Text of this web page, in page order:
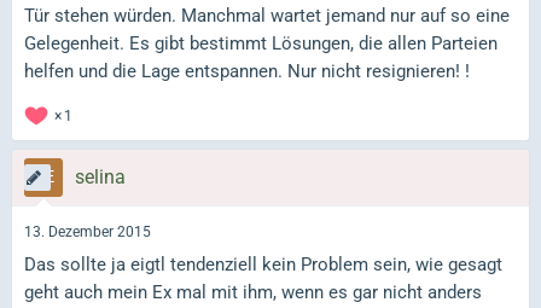
Tür stehen würden. Manchmal wartet jemand nur auf so eine
Gelegenheit. Es gibt bestimmt Lösungen, die allen Parteien
helfen und die Lage entspannen. Nur nicht resignieren! !
1
selina
13. Dezember 2015
Das sollte ja eigtl tendenziell kein Problem sein, wie gesagt
geht auch mein Ex mal mit ihm, wenn es gar nicht anders